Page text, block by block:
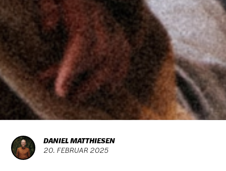
DANIEL MATTHIESEN
20. FEBRUAR 2025